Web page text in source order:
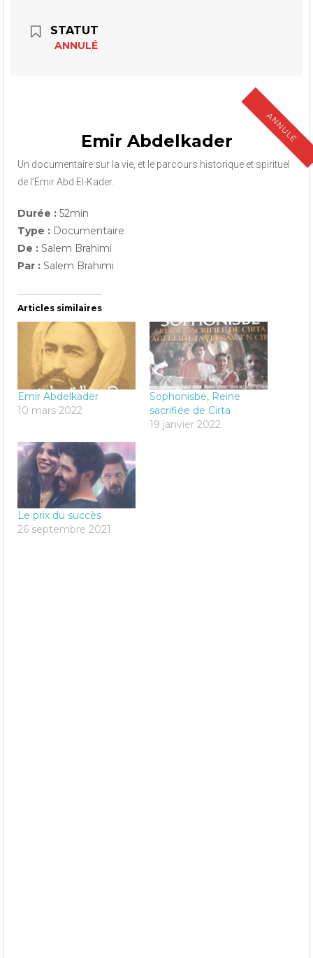
STATUT
ANNULÉ
ANNULÉ
Emir Abdelkader
Un documentaire sur la vie, et le parcours historique et spirituel
de l’Emir Abd El-Kader.
Durée :52min
Type : Documentaire
De : Salem Brahimi
Par : Salem Brahimi
Articles similaires
Emir Abdelkader
10 mars 2022
Sophonisbe, Reine
sacrifiée de Cirta
19 janvier 2022
Le prix du succès
26 septembre 2021